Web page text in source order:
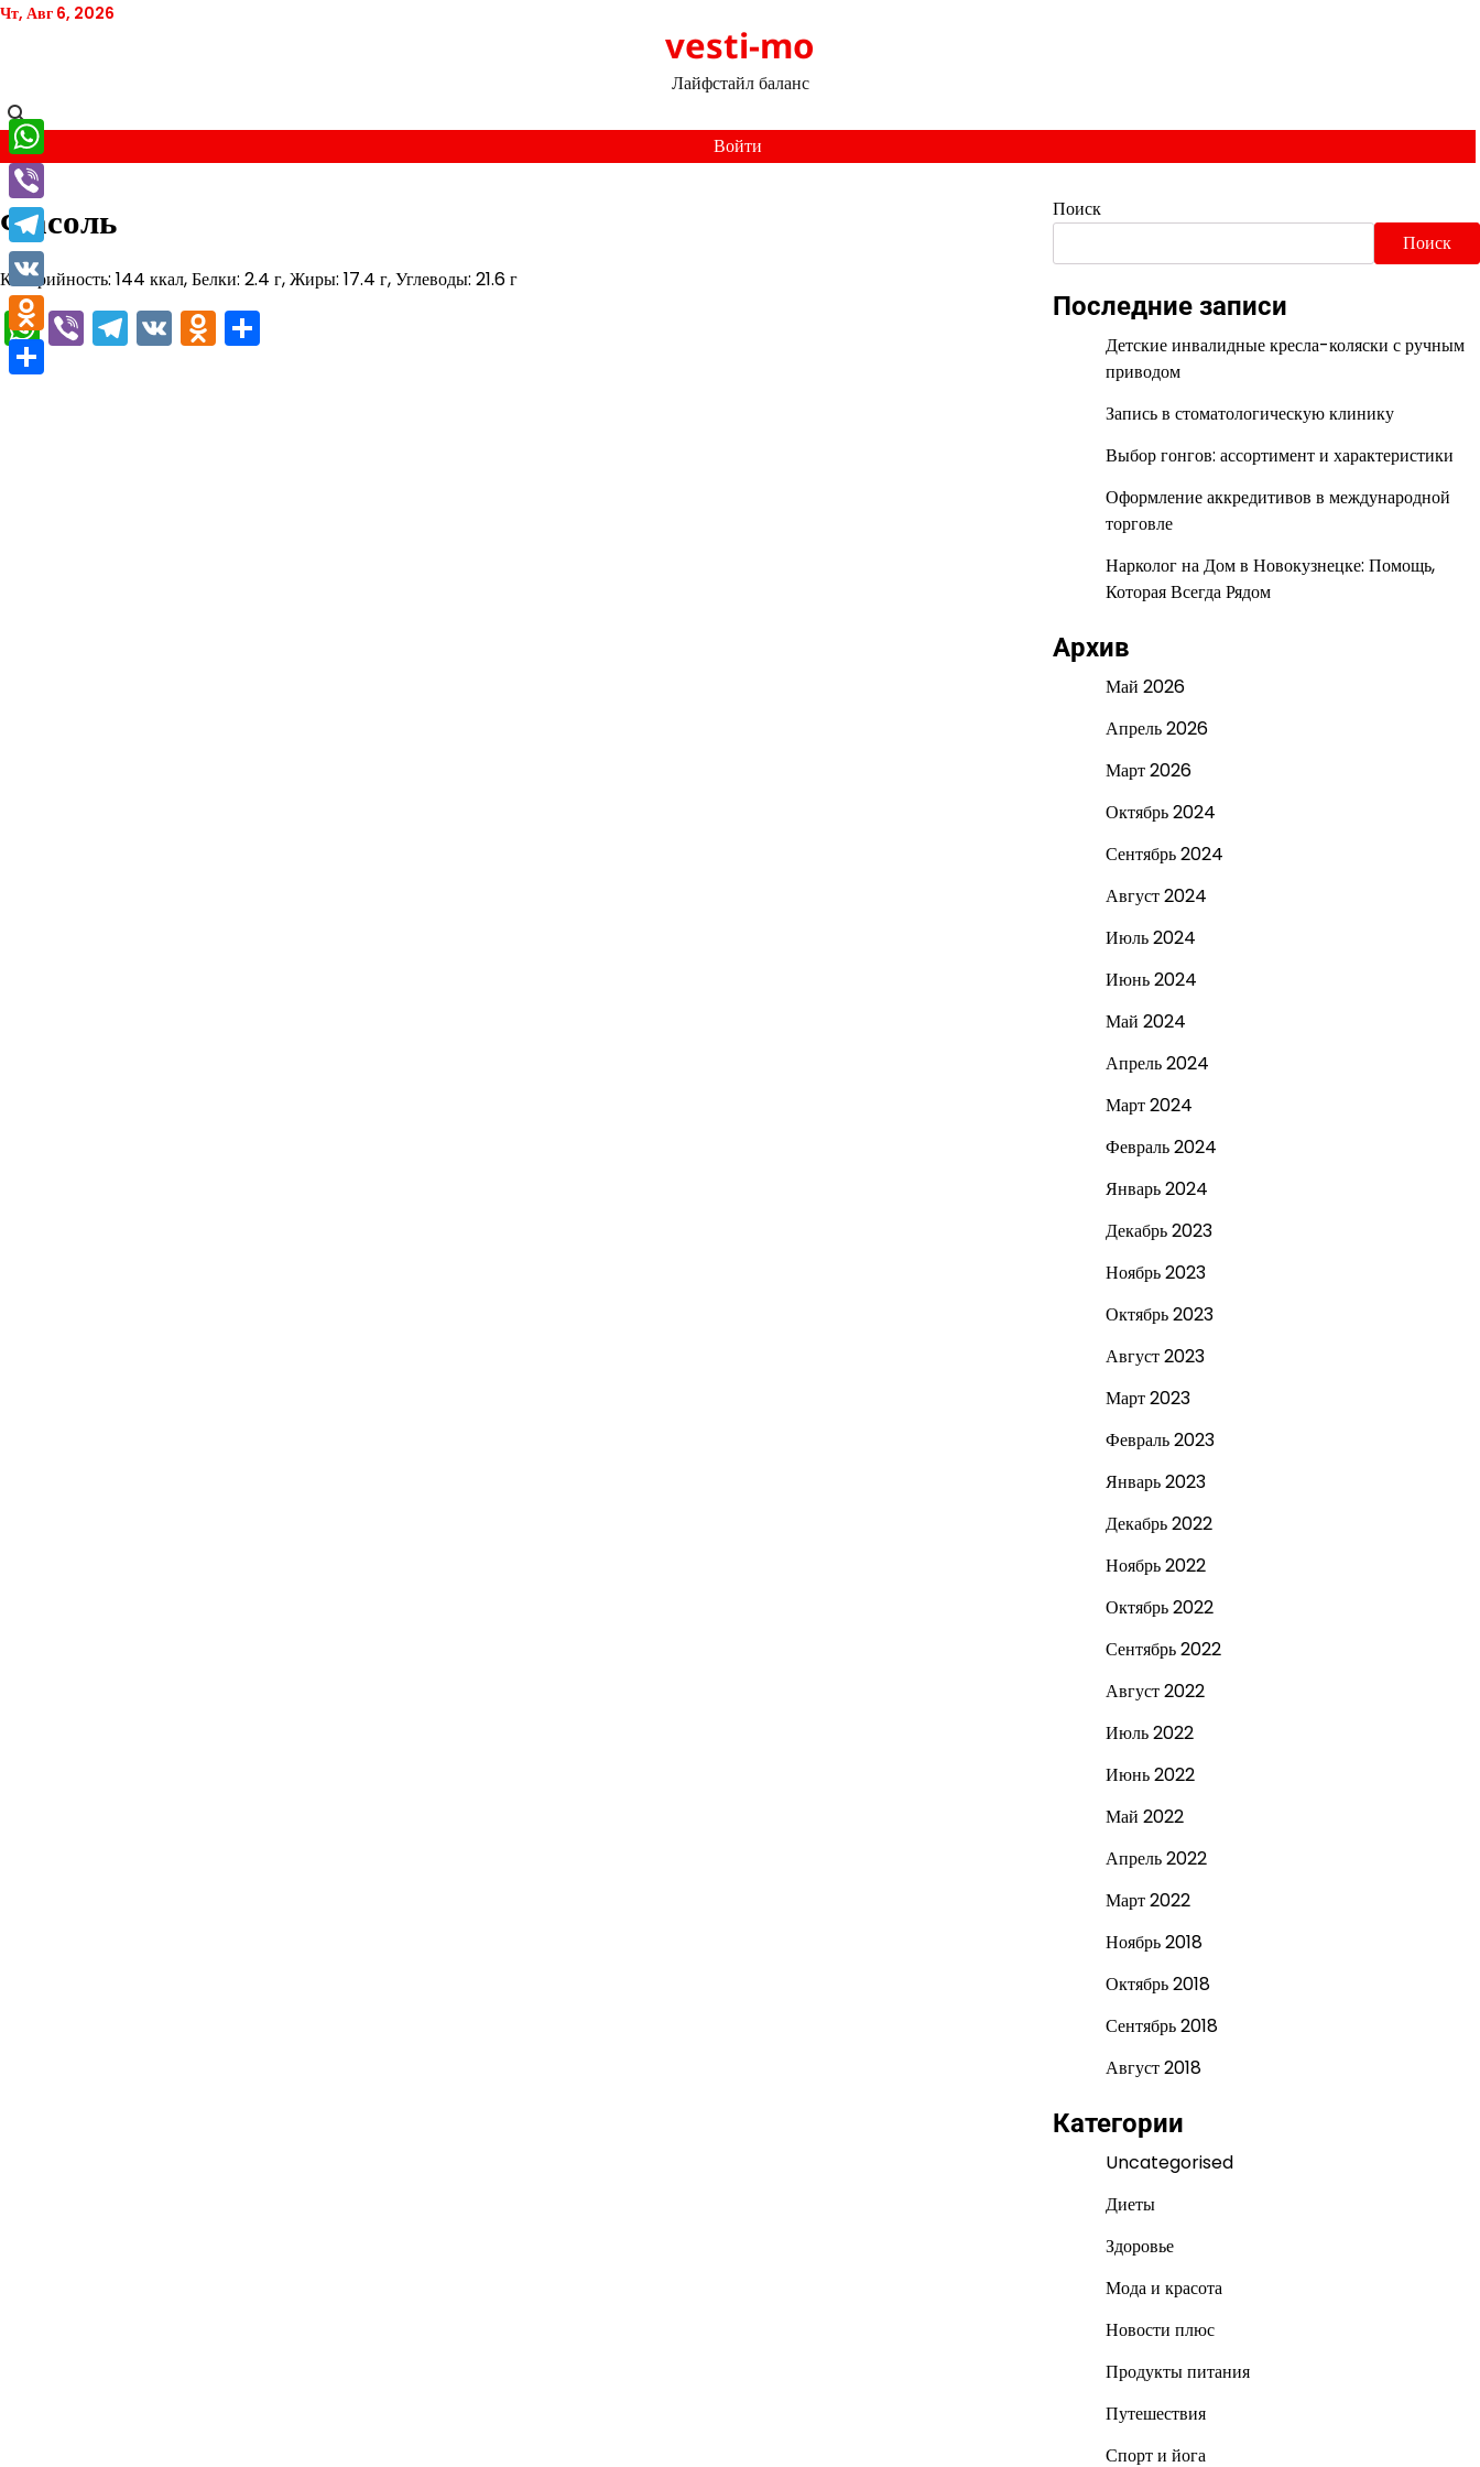
Перейти
Чт, Авг 6, 2026
vesti-mo
Лайфстайл баланс
Войти
Фасоль
Калорийность: 144 ккал, Белки: 2.4 г, Жиры: 17.4 г, Углеводы: 21.6 г
WhatsApp
ViberTelegram
VKOdnoklassniki
Поиск
Поиск
Последние записи
Детские инвалидные кресла-коляски с ручным
приводом
Запись в стоматологическую клинику
Выбор гонгов: ассортимент и характеристики
Оформление аккредитивов в международной
торговле
Нарколог на Дом в Новокузнецке: Помощь,
Которая Всегда Рядом
Архив
Май 2026
Апрель 2026
Март 2026
Октябрь 2024
Сентябрь 2024
Август 2024
Июль 2024
Июнь 2024
Май 2024
Апрель 2024
Март 2024
Февраль 2024
Январь 2024
Декабрь 2023
Ноябрь 2023
Октябрь 2023
Август 2023
Март 2023
Февраль 2023
Январь 2023
Декабрь 2022
Ноябрь 2022
Октябрь 2022
Сентябрь 2022
Август 2022
Июль 2022
Июнь 2022
Май 2022
Апрель 2022
Март 2022
Ноябрь 2018
Октябрь 2018
Сентябрь 2018
Август 2018
Категории
Uncategorised
Диеты
Здоровье
Мода и красота
Новости плюс
Продукты питания
Путешествия
Спорт и йога
WhatsApp
Viber
Telegram
VK
Odnoklassniki